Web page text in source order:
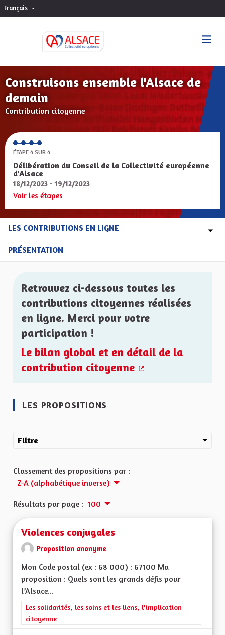
Français Choisir la langue
Construisons ensemble l'Alsace de
demain
Contribution citoyenne
ÉTAPE 4 SUR 4
Délibération du Conseil de la Collectivité européenne
d'Alsace
18/12/2023 - 19/12/2023
Voir les étapes
LES CONTRIBUTIONS EN LIGNE
PRÉSENTATION
Retrouvez ci-dessous toutes les
contributions citoyennes réalisées
en ligne. Merci pour votre
participation !
Le bilan global et en détail de la
contribution citoyenne
LES PROPOSITIONS
Filtre
Classement des propositions par :
Z-A (alphabétique inverse)
Résultats par page : 100
Violences conjugales
Proposition anonyme
Mon Code postal (ex : 68 000) : 67100 Ma
proposition : Quels sont les grands défis pour
l’Alsace...
Filtrer les résultats de la catégorie : Les solidarités, les soins
Les solidarités, les soins et les liens, l'implication
citoyenne